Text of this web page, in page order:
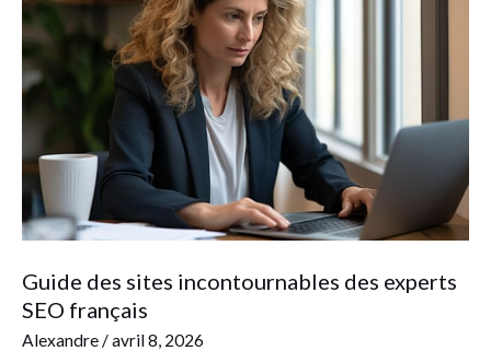
Guide des sites incontournables des experts
SEO français
Alexandre/avril 8, 2026
sites
incontournables
des
français